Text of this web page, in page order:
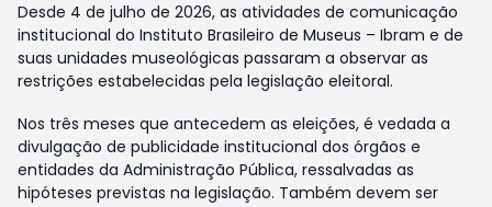
Desde 4 de julho de 2026, as atividades de comunicação
institucional do Instituto Brasileiro de Museus – Ibram e de
suas unidades museológicas passaram a observar as
restrições estabelecidas pela legislação eleitoral.
Nos três meses que antecedem as eleições, é vedada a
divulgação de publicidade institucional dos órgãos e
entidades da Administração Pública, ressalvadas as
hipóteses previstas na legislação. Também devem ser